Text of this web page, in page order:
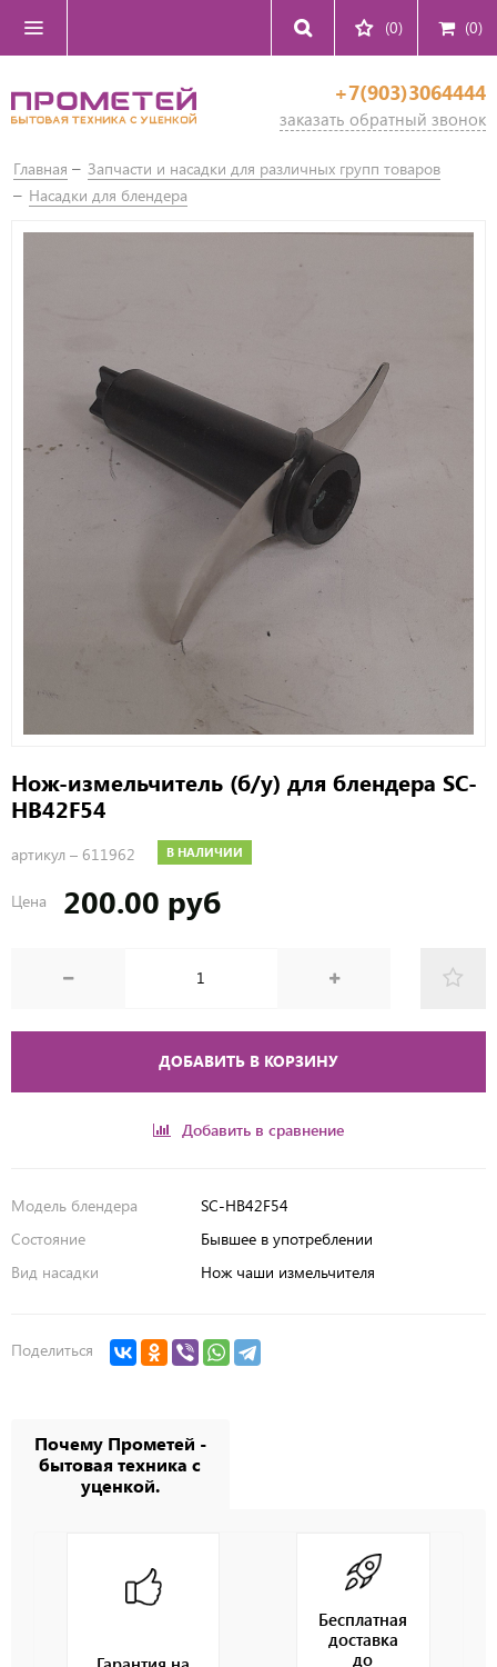
(0) (0)
+7(903)3064444
заказать обратный звонок
Главная
Запчасти и насадки для различных групп товаров
Насадки для блендера
Нож-измельчитель (б/у) для блендера SC-
HB42F54
артикул – 611962 В НАЛИЧИИ
Цена 200.00 руб
ДОБАВИТЬ В КОРЗИНУ
Добавить в сравнение
Модель блендера
SC-HB42F54
Состояние
Бывшее в употреблении
Вид насадки
Нож чаши измельчителя
Поделиться
Почему Прометей -
бытовая техника с
уценкой.
Бесплатная
доставка
до